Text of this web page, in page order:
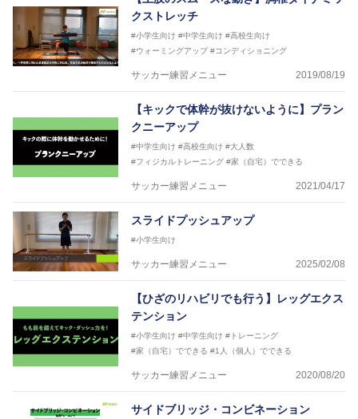
クストレッチ
#小学生向け #中学生向け #高校生向け
#ウォーミングアップ #コンディショニング
サッカー練習メニュー 2019/08/19
【キックで体幹が抜けないように】プラン
クニーアップ
#中学生向け #高校生向け #大人数
#フィジカルトレーニング #家（自宅）でできる
サッカー練習メニュー 2021/04/17
スライドプッシュアップ
#小学生向け
サッカー練習メニュー 2025/02/08
【ひざのリハビリでも行う】レッグエクス
テンション
#小学生向け #中学生向け #トレーニング
#家（自宅）でできる #1人（個人）でできる
サッカー練習メニュー 2020/08/20
サイドブリッジ・コンビネーション